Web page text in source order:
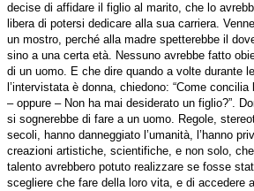
decise di affidare il figlio al marito, che lo
libera di potersi dedicare alla sua carriera.
un mostro, perché alla madre spetterebbe il
sino a una certa età. Nessuno avrebbe fatto
di un uomo. E che dire quando a volte durante
l’intervistata è donna, chiedono: “Come
– oppure – Non ha mai desiderato un figlio?”.
si sognerebbe di fare a un uomo. Regole,
secoli, hanno danneggiato l’umanità, l’hanno
creazioni artistiche, scientifiche, e non solo,
talento avrebbero potuto realizzare se fosse
scegliere che fare della loro vita, e di accedere